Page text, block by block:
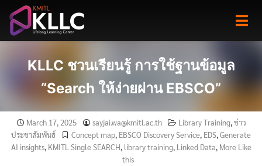
content
KLLC ชวนเรียนรู้ การใช้ฐานข้อมูล
“Search ให้ง่ายผ่าน EBSCO”
March 17, 2025 sayjai.wa@kmitl.ac.th Library Training,ข่าว
ประชาสัมพันธ์
Concept map, EBSCO Discovery Service, EDS,Generate
AI insights, KMITL Single SEARCH, library training, Linked Data, More Like
this